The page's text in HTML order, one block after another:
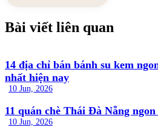
Bài viết liên quan
14 địa chỉ bán bánh su kem
nhất hiện nay
10 Jun, 2026
11 quán chè Thái Đà Nẵng
10 Jun, 2026